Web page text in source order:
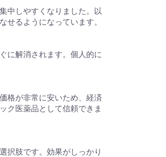
中しやすくなりました。以
るようになっています。
に解消されます。個人的に
格が非常に安いため、経済
ク医薬品として信頼できま
択肢です。効果がしっかり